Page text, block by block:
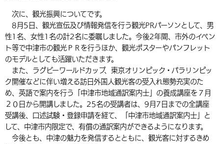
次に、観光振興についてです。
8月5日、観光宣伝及び情報発信を行う観光PRパーソンとして、男
性1名、女性1名の計2名に委嘱しました。今後2年間、市外のイベン
ト等で中津市の観光ＰＲを行うほか、観光ポスターやパンフレット
のモデルとしても活躍いただきます。
また、ラグビーワールドカップ、東京オリンピック・パラリンピッ
ク開催などに伴い増える訪日外国人観光客の受入れ態勢充実のた
め、英語で案内を行う「中津市地域通訳案内士」の養成講座を７月
２０日から開講しました。25名の受講者は、9月7日までの全講座
受講後、口述試験・登録申請を経て、「中津市地域通訳案内士」と
して、中津市内限定で、有償の通訳案内ができるようになります。
今後とも、中津の魅力を発信するとともに、観光客に対するきめ